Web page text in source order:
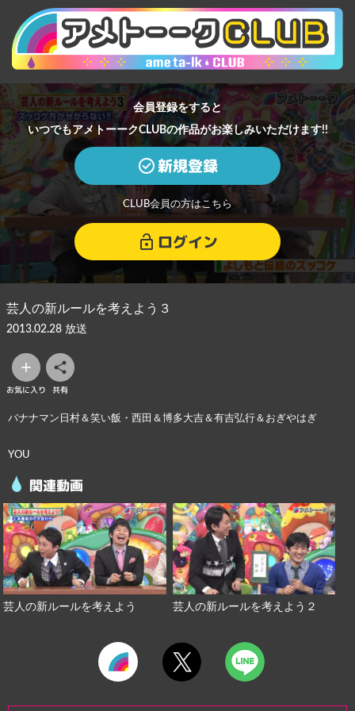
会員登録をすると
いつでもアメトーークCLUBの作品がお楽しみいただけます!!
新規登録
CLUB会員の方はこちら
ログイン
芸人の新ルールを考えよう３
2013.02.28 放送
お気に入り 共有
バナナマン日村＆笑い飯・西田＆博多大吉＆有吉弘行＆おぎやはぎ
YOU
関連動画
芸人の新ルールを考えよう 芸人の新ルールを考えよう２